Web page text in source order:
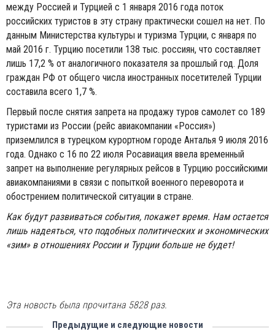
между Россией и Турцией с 1 января 2016 года поток
российских туристов в эту страну практически сошел на нет. По
данным Министерства культуры и туризма Турции, с января по
май 2016 г. Турцию посетили 138 тыс. россиян, что составляет
лишь 17,2 % от аналогичного показателя за прошлый год. Доля
граждан РФ от общего числа иностранных посетителей Турции
составила всего 1,7 %.
Первый после снятия запрета на продажу туров самолет со 189
туристами из России (рейс авиакомпании «Россия»)
приземлился в турецком курортном городе Анталья 9 июля 2016
года. Однако с 16 по 22 июля Росавиация ввела временный
запрет на выполнение регулярных рейсов в Турцию российскими
авиакомпаниями в связи с попыткой военного переворота и
обострением политической ситуации в стране.
Как будут развиваться события, покажет время. Нам остается
лишь надеяться, что подобных политических и экономических
«зим» в отношениях России и Турции больше не будет!
Эта новость была прочитана 5828 раз.
Предыдущие и следующие новости